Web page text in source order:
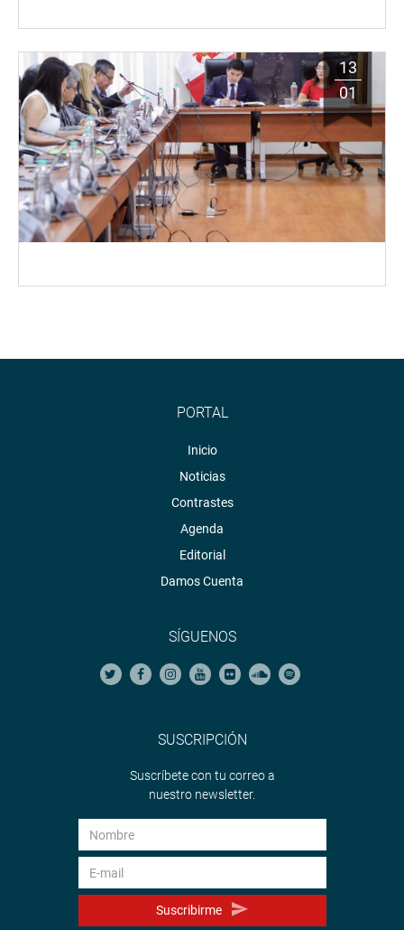
13
01
PORTAL
Inicio
Noticias
Contrastes
Agenda
Editorial
Damos Cuenta
SÍGUENOS
SUSCRIPCIÓN
Suscríbete con tu correo a
nuestro newsletter.
Suscribirme